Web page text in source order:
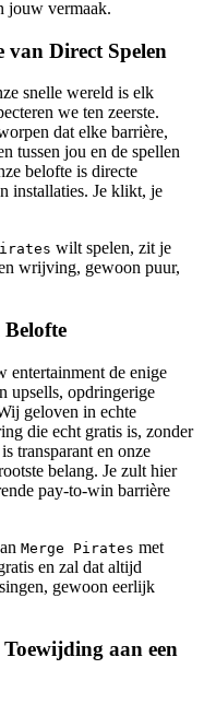
jouw vermaak.
Direct Spelen
snelle wereld is elk
we ten zeerste.
dat elke barrière,
tussen jou en de spellen
belofte is directe
installaties. Je klikt, je
wilt spelen, zit je
wrijving, gewoon puur,
entertainment de enige
upsells, opdringerige
geloven in echte
die echt gratis is, zonder
transparant en onze
belang. Je zult hier
pay-to-win barrière
Merge Pirates met
en zal dat altijd
gewoon eerlijk
aan een